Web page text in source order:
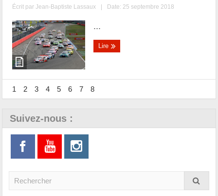
Écrit parJean-Baptiste Lassaux | Date: 25 septembre 2018
...
Lire
1 2 3 4 5 6 7 8
Suivez-nous :